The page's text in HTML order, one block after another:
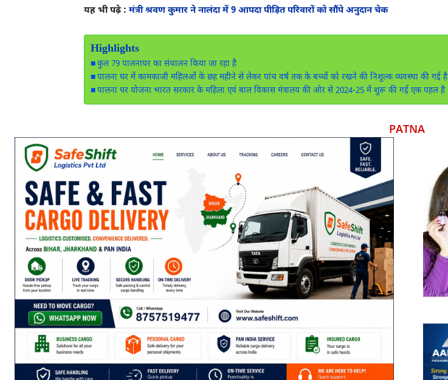
यह भी पढ़े : मंत्री श्रवण कुमार ने नालंदा में 9 आपदा पीड़ित परिवारों को सौंपे अनुदान चेक
Highlights
कुल 79 पालनाघर का संचालन किया जा रहा है
पालना घर में कामकाजी महिलओं के छह महीने से लेकर पांच वर्ष तक के बच्चों को रखने की निशुल्क व्यवस्था की गई है
पालना घर योजना भारत सरकार के महिला एवं बाल विकास मंत्रालय की ओर से 2024-25 में शुरू की गई एक पहल है
PATNA